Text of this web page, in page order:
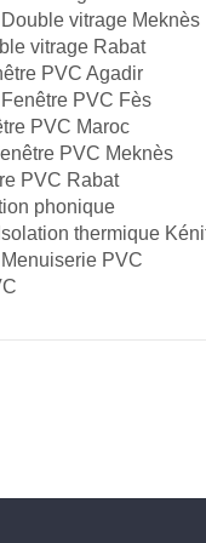
Double vitrage Meknès
vitrage Rabat
PVC Agadir
Fenêtre PVC Fès
PVC Maroc
PVC Meknès
PVC Rabat
phonique
Isolation thermique
Menuiserie PVC